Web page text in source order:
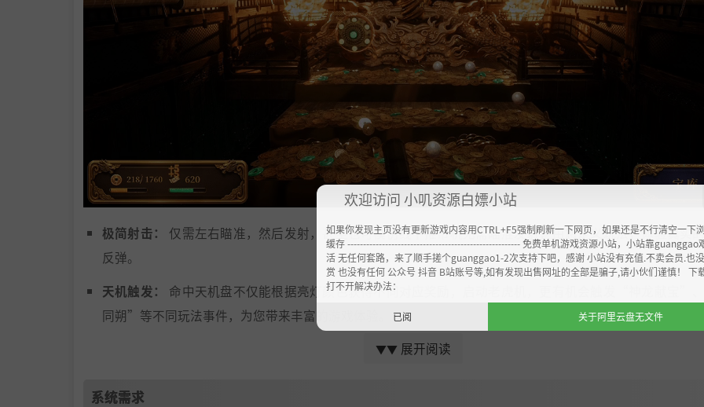
极简射击：
仅需左右瞄准，然后发射，甚至也可模仿线下推币机无需瞄准发射，由您定义玩法，体验真实
反弹。
天机触发：
命中天机盘不仅能根据亮灯颜色获得不同对应奖励，启动老虎机，更有机会触发“神龙献宝”
同朔”等不同玩法事件，为您带来丰富的游戏体验。
：仔细观察机关波动，在适当的时机命中，博得高额奖励！
▼▼ 展开阅读
系统需求
欢迎访问 小叽资源白嫖小站
如果你发现主页没有更新游戏内容用CTRL+F5强制刷新一下网页，如果还是不行清空一下
缓存 ------------------------------------------------------- 免费单机游戏资源小站，小站靠guanggao
活 无任何套路，来了顺手搓个guanggao1-2次支持下吧，感谢 小站没有充值.不卖会员.也
赏 也没有任何 公众号 抖音 B站账号等,如有发现出售网址的全部是骗子,请小伙们谨慎！ 下
打不开解决办法：
已阅 关于阿里云盘无文件